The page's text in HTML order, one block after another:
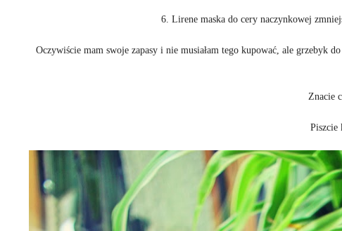
6. Lirene maska do cery naczynkowej
Oczywiście mam swoje zapasy i nie musiałam tego kupować, ale grzebyk
Znacie
Piszcie